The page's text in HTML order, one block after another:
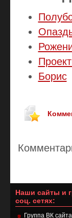
Борис
Наши сайты и
соц. сетях:
Группа ВК сайта